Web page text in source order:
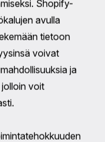
Shopify-
aina tuotteen
kohdennettuja
liikennettä.